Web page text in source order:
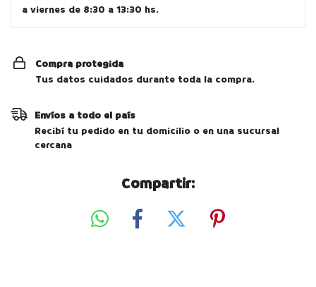
a viernes de 8:30 a 13:30 hs.
Compra protegida
Tus datos cuidados durante toda la compra.
Envíos a todo el país
Recibí tu pedido en tu domicilio o en una sucursal
cercana
Compartir: